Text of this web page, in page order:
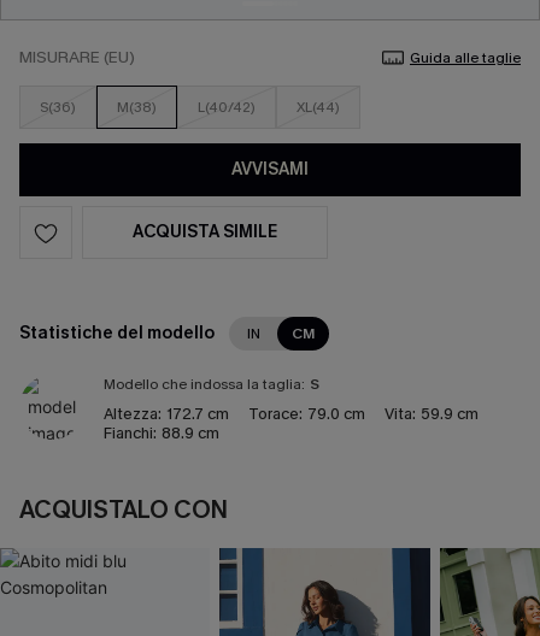
MISURARE (EU) Guida alle taglie
S(36) M(38) L(40/42) XL(44)
AVVISAMI
ACQUISTA SIMILE
Statistiche del modello IN CM
Modello che indossa la taglia: S
Altezza: 172.7 cm Torace: 79.0 cm Vita: 59.9 cm
Fianchi: 88.9 cm
ACQUISTALO CON